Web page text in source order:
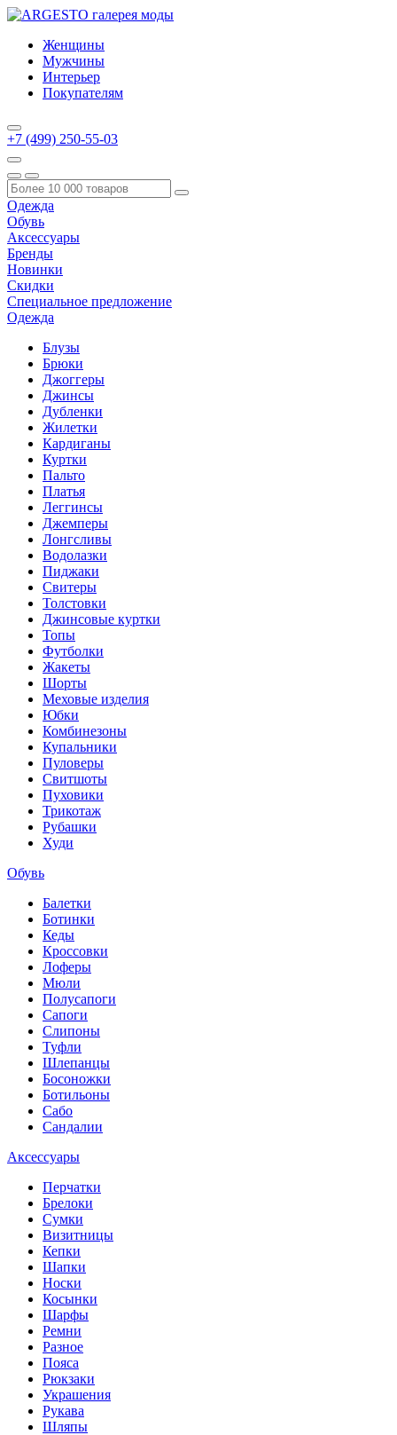
Женщины
Мужчины
Интерьер
Покупателям
+7 (499) 250-55-03
Одежда
Обувь
Аксессуары
Бренды
Новинки
Скидки
Специальное предложение
Одежда
Блузы
Брюки
Джоггеры
Джинсы
Дубленки
Жилетки
Кардиганы
Куртки
Пальто
Платья
Леггинсы
Джемперы
Лонгсливы
Водолазки
Пиджаки
Свитеры
Толстовки
Джинсовые куртки
Топы
Футболки
Жакеты
Шорты
Меховые изделия
Юбки
Комбинезоны
Купальники
Пуловеры
Свитшоты
Пуховики
Трикотаж
Рубашки
Худи
Обувь
Балетки
Ботинки
Кеды
Кроссовки
Лоферы
Мюли
Полусапоги
Сапоги
Слипоны
Туфли
Шлепанцы
Босоножки
Ботильоны
Сабо
Сандалии
Аксессуары
Перчатки
Брелоки
Сумки
Визитницы
Кепки
Шапки
Носки
Косынки
Шарфы
Ремни
Разное
Пояса
Рюкзаки
Украшения
Рукава
Шляпы